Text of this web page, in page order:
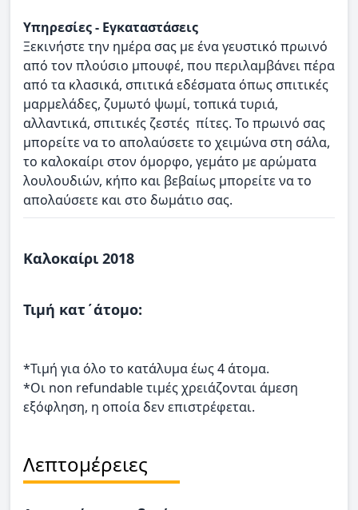
Υπηρεσίες - Εγκαταστάσεις
Ξεκινήστε την ημέρα σας με ένα γευστικό πρωινό
από τον πλούσιο μπουφέ, που περιλαμβάνει πέρα
από τα κλασικά, σπιτικά εδέσματα όπως σπιτικές
μαρμελάδες, ζυμωτό ψωμί, τοπικά τυριά,
αλλαντικά, σπιτικές ζεστές πίτες. Το πρωινό σας
μπορείτε να το απολαύσετε το χειμώνα στη σάλα,
το καλοκαίρι στον όμορφο, γεμάτο με αρώματα
λουλουδιών, κήπο και βεβαίως μπορείτε να το
απολαύσετε και στο δωμάτιο σας.
Καλοκαίρι 2018
Τιμή κατ΄άτομο:
*Τιμή για όλο το κατάλυμα έως 4 άτομα.
*Οι non refundable τιμές χρειάζονται άμεση
εξόφληση, η οποία δεν επιστρέφεται.
Λεπτομέρειες